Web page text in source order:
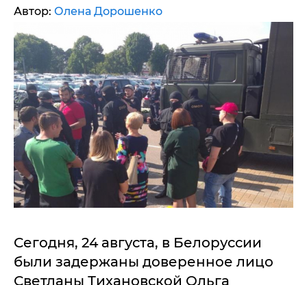
Автор: Олена Дорошенко
Сегодня, 24 августа, в Белоруссии
были задержаны доверенное лицо
Светланы Тихановской Ольга